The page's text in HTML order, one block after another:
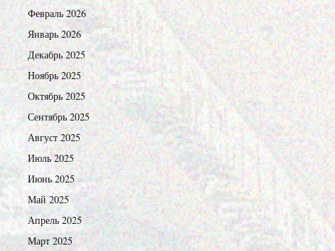
Февраль 2026
Январь 2026
Декабрь 2025
Ноябрь 2025
Октябрь 2025
Сентябрь 2025
Август 2025
Июль 2025
Июнь 2025
Май 2025
Апрель 2025
Март 2025